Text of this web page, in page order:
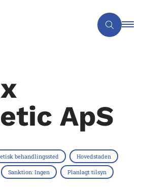
ApS
behandlingssted Hovedstaden
Sanktion: Ingen Planlagt tilsyn